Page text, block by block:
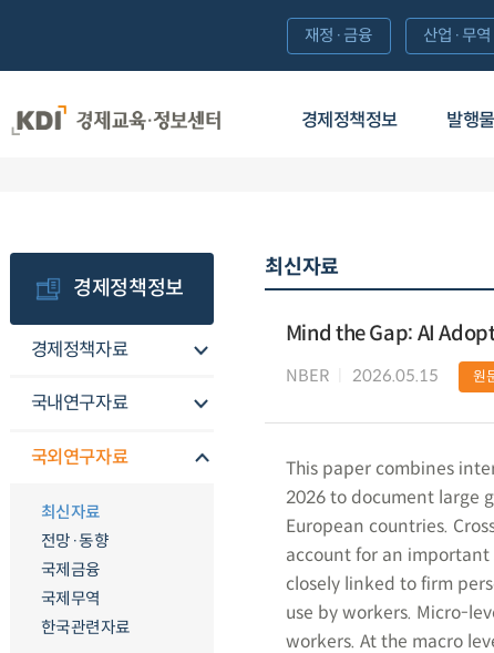
경제정책정보 발행물
재정·금융 산업·무역
경제정책정보
경제정책자료
국내연구자료
국외연구자료
최신자료
전망·동향
국제금융
국제무역
한국관련자료
최신자료
Mind the Gap: AI
NBER 2026.05.15 원
This paper combines
2026 to document large
European countries.
account for an important
closely linked to firm
use by workers. Micro-
workers. At the macro